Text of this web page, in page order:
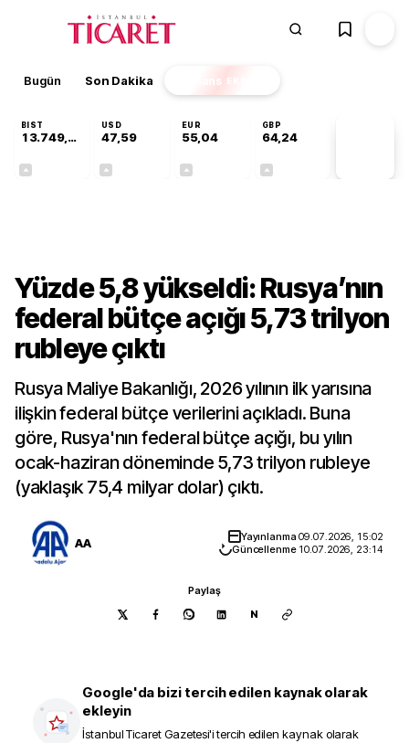
Bugün Son Dakika Finans EKSTRA
BIST
13.749,18
USD
47,59
EUR
55,04
GBP
64,24
Yüzde 5,8 yükseldi: Rusya’nın
federal bütçe açığı 5,73 trilyon
rubleye çıktı
Rusya Maliye Bakanlığı, 2026 yılının ilk yarısına
ilişkin federal bütçe verilerini açıkladı. Buna
göre, Rusya'nın federal bütçe açığı, bu yılın
ocak-haziran döneminde 5,73 trilyon rubleye
(yaklaşık 75,4 milyar dolar) çıktı.
AA Yayınlanma09.07.2026, 15:02
Güncellenme 10.07.2026, 23:14
Paylaş
N
Google'da bizi tercih edilen kaynak olarak
ekleyin
İstanbul Ticaret Gazetesi'i tercih edilen kaynak olarak